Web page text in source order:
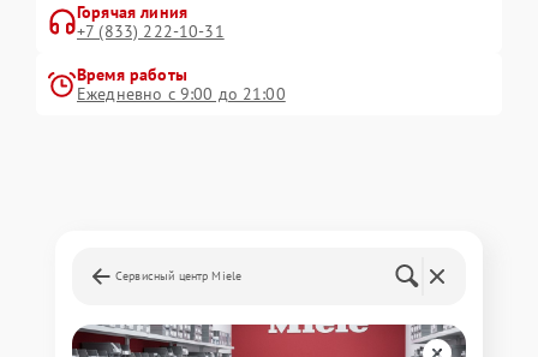
Горячая линия
+7 (833) 222-10-31
Время работы
Ежедневно с 9:00 до 21:00
Сервисный центр Miele